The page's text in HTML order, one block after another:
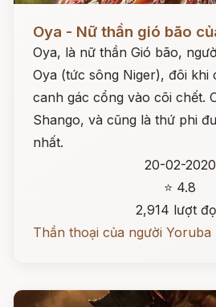
Oya - Nữ thần gió bão
Oya, là nữ thần Gió bão,
Oya (tức sông Niger), đôi khi
canh gác cổng vào cõi chết.
Shango, và cũng là thứ phi
nhất.
20-02-2020
⭐ 4.8
2,914 lượt
Thần thoại của người Yoruba